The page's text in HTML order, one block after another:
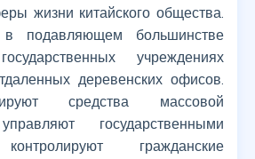
жизни китайского общества.
подавляющем большинстве
учреждениях
деревенских офисов.
средства массовой
государственными
гражданские